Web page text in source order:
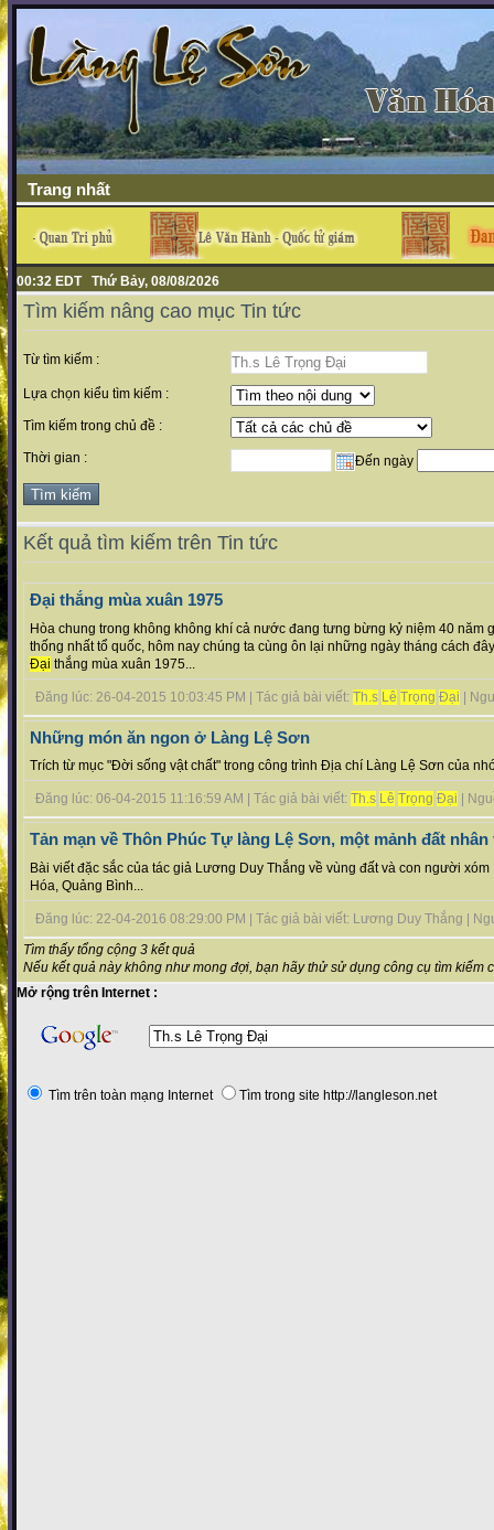
Trang nhất
00:32 EDT Thứ Bảy, 08/08/2026
Tìm kiếm nâng cao mục Tin tức
Từ tìm kiếm :
Lựa chọn kiểu tìm kiếm :
Tìm kiếm trong chủ đề :
Thời gian : Đến ngày
Kết quả tìm kiếm trên Tin tức
Đại thắng mùa xuân 1975
Hòa chung trong không không khí cả nước đang tưng bừng kỷ niệm 40 năm
thống nhất tổ quốc, hôm nay chúng ta cùng ôn lại những ngày tháng cách
Đại thắng mùa xuân 1975...
Đăng lúc: 26-04-2015 10:03:45 PM | Tác giả bài viết: Th.s Lê Trọng Đại |
Những món ăn ngon ở Làng Lệ Sơn
Trích từ mục "Đời sống vật chất" trong công trình Địa chí Làng Lệ Sơn của
Đăng lúc: 06-04-2015 11:16:59 AM | Tác giả bài viết: Th.s Lê Trọng Đại |
Tản mạn về Thôn Phúc Tự làng Lệ Sơn, một mảnh đất nhân
Bài viết đặc sắc của tác giả Lương Duy Thắng về vùng đất và con người
Hóa, Quảng Bình...
Đăng lúc: 22-04-2016 08:29:00 PM | Tác giả bài viết: Lương Duy Thắng |
Tìm thấy tổng cộng 3 kết quả
Nếu kết quả này không như mong đợi, bạn hãy thử sử dụng công cụ tìm kiếm
Mở rộng trên Internet :
Tìm trên toàn mạng Internet Tìm trong site http://langleson.net